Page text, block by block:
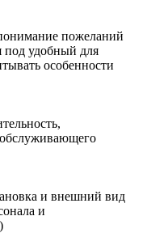
пожеланий
под удобный для
особенности
и внешний вид
и